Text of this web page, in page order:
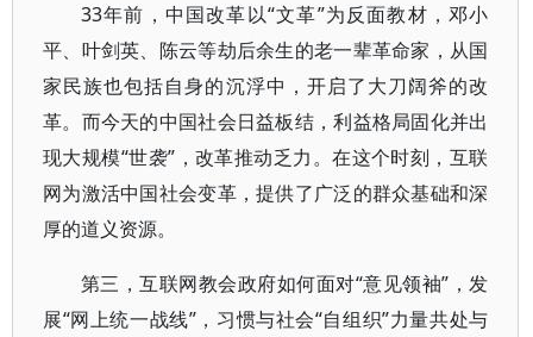
33年前，中国改革以“文革”为反面教材，邓小
平、叶剑英、陈云等劫后余生的老一辈革命家，从国
家民族也包括自身的沉浮中，开启了大刀阔斧的改
革。而今天的中国社会日益板结，利益格局固化并出
现大规模“世袭”，改革推动乏力。在这个时刻，互联
网为激活中国社会变革，提供了广泛的群众基础和深
厚的道义资源。
第三，互联网教会政府如何面对“意见领袖”，发
展“网上统一战线”，习惯与社会“自组织”力量共处与